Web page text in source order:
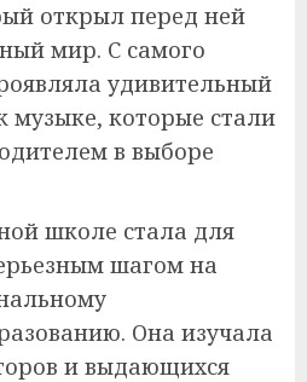
открыл перед ней
мир. С самого
удивительный
музыке, которые стали
в выборе
школе стала для
шагом на
Она изучала
и выдающихся